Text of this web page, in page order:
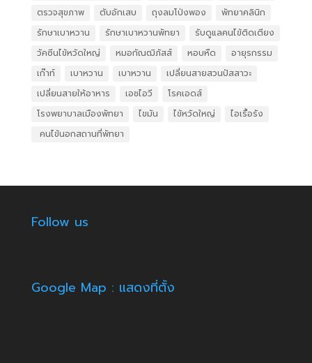
ตรวจสุขภาพ
ตับอักเสบ ถุงลมโป่งพอง
พัทยาคลินิก
รักษาเบาหวาน
รักษาเบาหวานพัทยา
รับดูแลคนไข้ติดเตียง
วัคซีนไข้หวัดใหญ่
หมอกัณฒิภัสส์ หอบหืด
อายุรกรรม
เก๊าท์
เบาหวาน เบาหวาน
เปลี่ยนสายสวนปัสสาวะ
เปลี่ยนสายให้อาหาร
เอชไอวี
โรคเอดส์
โรงพยาบาลเมืองพัทยา
ไขมัน ไข้หวัดใหญ่
ไอเรื้อรัง
​ คนไข้นอกสถานที่พัทยา
Follow us
Google Map : แสดงที่ตั้ง